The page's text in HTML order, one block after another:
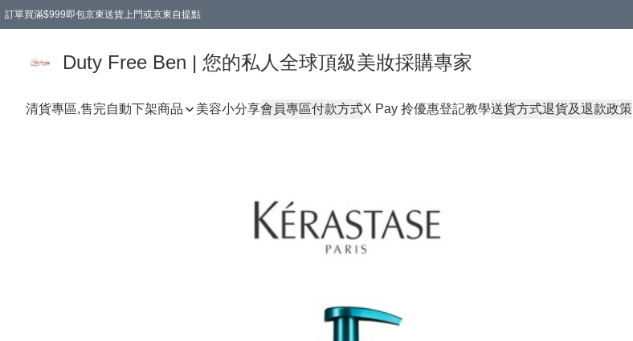
訂單買滿$999即包京東送貨上門或京東自提點
Duty Free Ben | 您的私人全球頂級美妝採購專家
清貨專區,售完自動下架商品 美容小分享會員專區付款方式X Pay 拎優惠登記教學送貨方式退貨及退款政策